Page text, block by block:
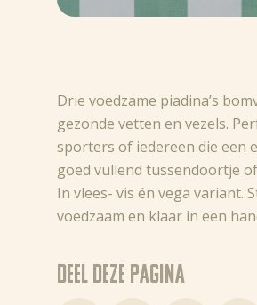
Drie voedzame piadina’s
gezonde vetten en vezels.
sporters of iedereen die een
goed vullend tussendoortje
In vlees- vis én vega variant.
voedzaam en klaar in een
Deel deze pagina